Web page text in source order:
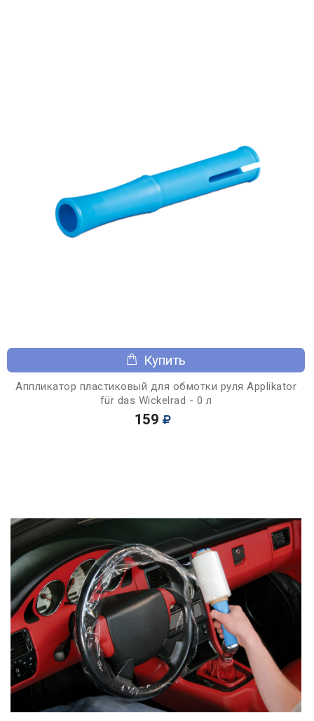
Купить
Аппликатор пластиковый для обмотки руля Applikator
für das Wickelrad - 0 л
159